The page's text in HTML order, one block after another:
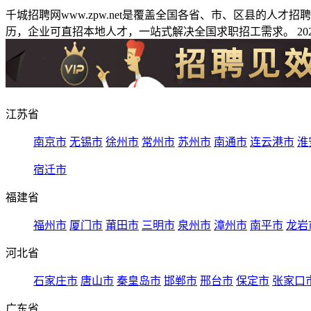
千城招聘网www.zpw.net是覆盖全国各省、市、区县的人才
历，企业可直招本地人才，一站式解决全国求职招工需求。
江苏省
南京市 无锡市 徐州市 常州市 苏州市 南通市 连云港市 淮
宿迁市
福建省
福州市 厦门市 莆田市 三明市 泉州市 漳州市 南平市 龙岩
河北省
石家庄市 唐山市 秦皇岛市 邯郸市 邢台市 保定市 张家口
广东省